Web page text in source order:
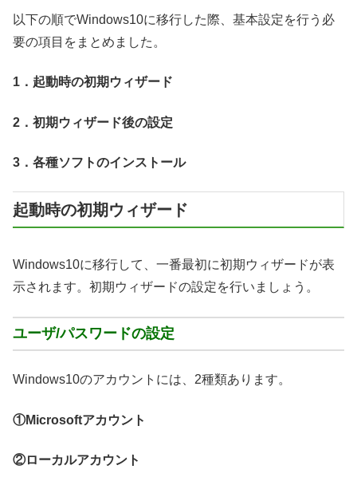
以下の順でWindows10に移行した際、基本設定を行う必
要の項目をまとめました。
1．起動時の初期ウィザード
2．初期ウィザード後の設定
3．各種ソフトのインストール
起動時の初期ウィザード
Windows10に移行して、一番最初に初期ウィザードが表
示されます。初期ウィザードの設定を行いましょう。
ユーザ/パスワードの設定
Windows10のアカウントには、2種類あります。
①Microsoftアカウント
②ローカルアカウント